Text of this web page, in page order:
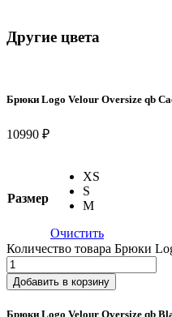
Другие цвета
Брюки Logo Velour Oversize qb
10990 ₽
Размер
XS
S
M
Очистить
Количество товара Брюки
Добавить в корзину
Брюки Logo Velour Oversize qb